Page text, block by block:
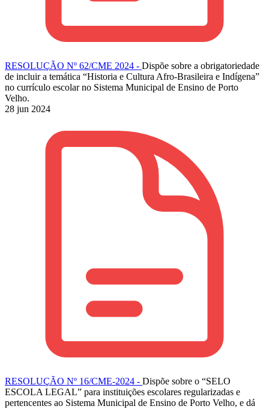
RESOLUÇÃO Nº 62/CME 2024 - Dispõe sobre a obrigatoriedade
de incluir a temática “Historia e Cultura Afro-Brasileira e Indígena”
no currículo escolar no Sistema Municipal de Ensino de Porto
Velho.
28 jun 2024
RESOLUÇÃO Nº 16/CME-2024 - Dispõe sobre o “SELO
ESCOLA LEGAL” para instituições escolares regularizadas e
pertencentes ao Sistema Municipal de Ensino de Porto Velho, e dá